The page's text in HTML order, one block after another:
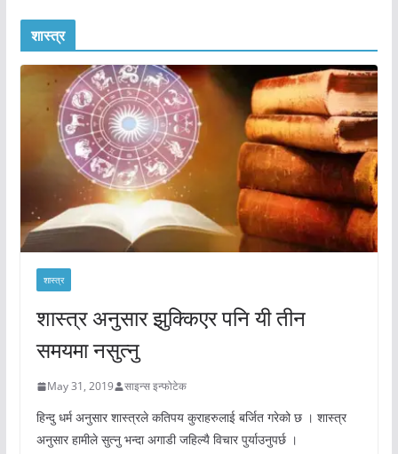
शास्त्र
शास्त्र
शास्त्र अनुसार झुक्किएर पनि यी तीन
समयमा नसुत्नु
May 31, 2019 साइन्स इन्फोटेक
हिन्दु धर्म अनुसार शास्त्रले कतिपय कुराहरुलाई बर्जित गरेको छ । शास्त्र
अनुसार हामीले सुत्नु भन्दा अगाडी जहिल्यै विचार पुर्याउनुपर्छ ।